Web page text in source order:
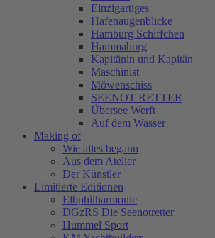
Einzigartiges
Hafenaugen­blicke
Hamburg Schiffchen
Hammaburg
Kapitänin und Kapitän
Maschinist
Möwenschiss
SEENOT RETTER
Übersee Werft
Auf dem Wasser
Making of
Wie alles begann
Aus dem Atelier
Der Künstler
Limitierte Editionen
Elbphilharmonie
DGzRS Die Seenotretter
Hummel Sport